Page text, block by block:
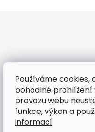
Používáme cookies,
pohodlné prohlížení
provozu webu
funkce, výkon a
informací